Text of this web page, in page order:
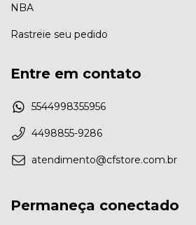
NBA
Rastreie seu pedido
Entre em contato
5544998355956
4498855-9286
atendimento@cfstore.com.br
Permaneça conectado